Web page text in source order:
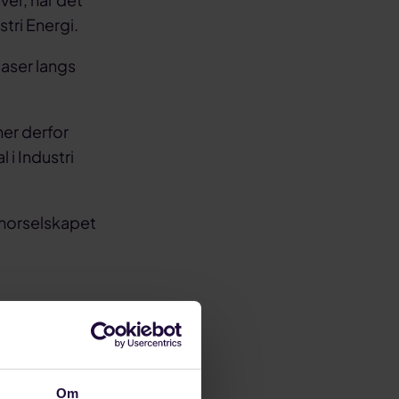
Om
Energi.
langs
derfor
i Industri